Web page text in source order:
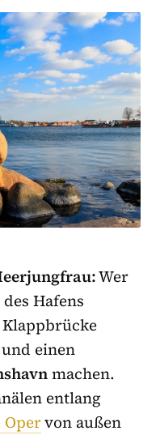
Wer
Hafens
einen
machen.
entlang
von außen